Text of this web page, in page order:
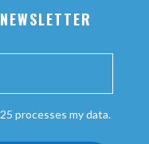
processes my data.